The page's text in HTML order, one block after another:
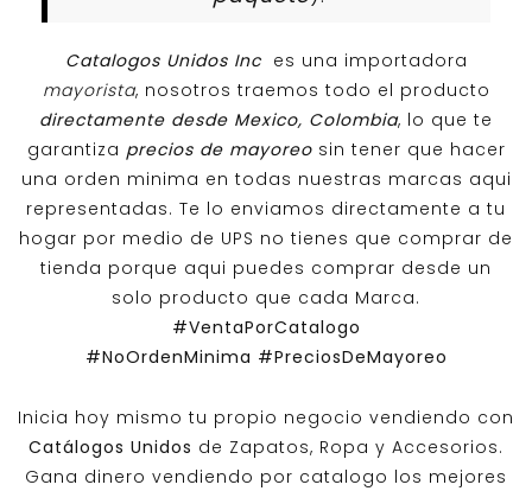
Catalogos Unidos Inc es una importadora
mayorista, nosotros traemos todo el producto
directamente desde Mexico, Colombia, lo que te
garantiza precios de mayoreosin tener que hacer
una orden minima en todas nuestras marcas aqui
representadas. Te lo enviamos directamente a tu
hogar por medio de UPS no tienes que comprar de
tienda porque aqui puedes comprar desde un
solo producto que cada Marca.
#VentaPorCatalogo
#NoOrdenMinima #PreciosDeMayoreo
Inicia hoy mismo tu propio negocio vendiendo con
Catálogos Unidos de Zapatos, Ropa y Accesorios.
Gana dinero vendiendo por catalogo los mejores